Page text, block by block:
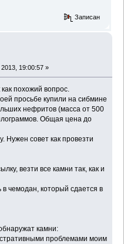
Записан
19:00:57 »
похожий вопрос.
просьбе купили на сибмине
нефритов (масса от 500
Общая цена до
Нужен совет как провезти
везти все камни так, как и
в чемодан, который сдается в
камни:
проблемами моим